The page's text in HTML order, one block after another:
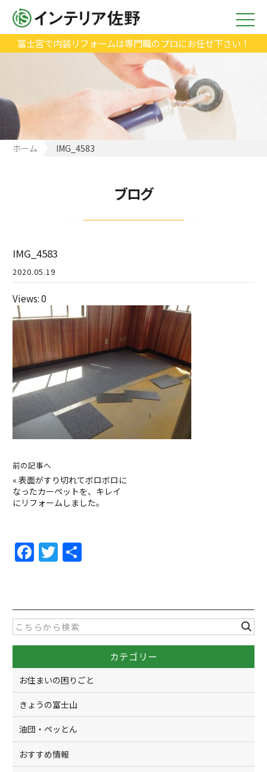
富士宮で内装リフォームは専門職のプロにお任せ下さい！
ホーム IMG_4583
ブログ
IMG_4583
2020.05.19
Views: 0
前の記事へ
« 表面がすり切れてボロボロに
なったカーペットを、キレイ
にリフォームしました。
F
a
e
b
o
o
k
T
w
er
カテゴリー
お住まいの困りごと
きょうの富士山
油団・ペッとん
おすすめ情報